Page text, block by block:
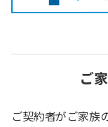
ご
ご契約者がご家族